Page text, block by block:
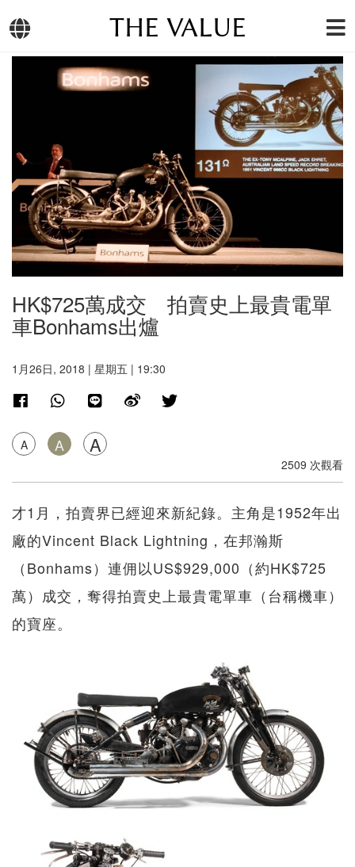
THE VALUE
HK$725萬成交 拍賣史上最貴電單
車Bonhams出爐
1月26日, 2018 | 星期五 | 19:30
A A A
2509 次觀看
才1月，拍賣界已經迎來新紀錄。主角是1952年出
廠的Vincent Black Lightning，在邦瀚斯
（Bonhams）連佣以US$929,000（約HK$725
萬）成交，奪得拍賣史上最貴電單車（台稱機車）
的寶座。